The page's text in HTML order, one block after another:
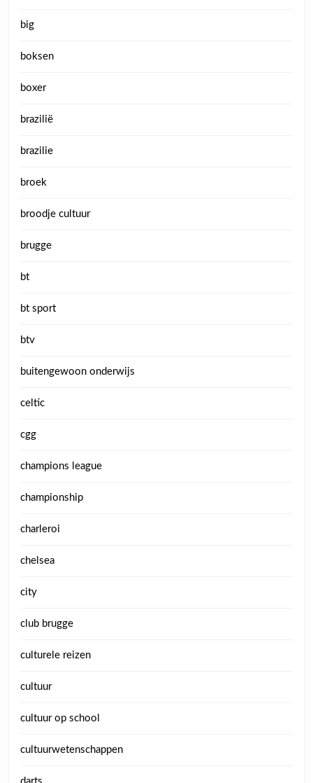
big
boksen
boxer
brazilië
brazilie
broek
broodje cultuur
brugge
bt
bt sport
btv
buitengewoon onderwijs
celtic
cgg
champions league
championship
charleroi
chelsea
city
club brugge
culturele reizen
cultuur
cultuur op school
cultuurwetenschappen